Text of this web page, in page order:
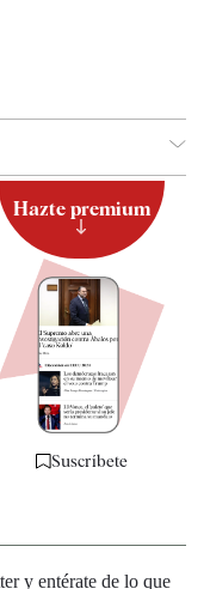
Hazte premium
Suscríbete
y entérate de lo que